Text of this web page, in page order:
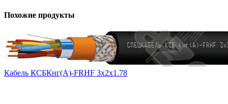
Похожие продукты
Кабель КСБКнг(А)-FRHF 3х2х1.78